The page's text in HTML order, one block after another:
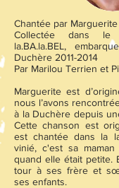
Chantée par
Collectée dans
la.BA.la.BEL,
Duchère 2011-2014
Par Marilou Terrien et
Marguerite est
nous l’avons
à la Duchère depuis
Cette chanson est
est chantée dans la
vinié, c'est sa
quand elle était petite.
tour à ses frère et
ses enfants.